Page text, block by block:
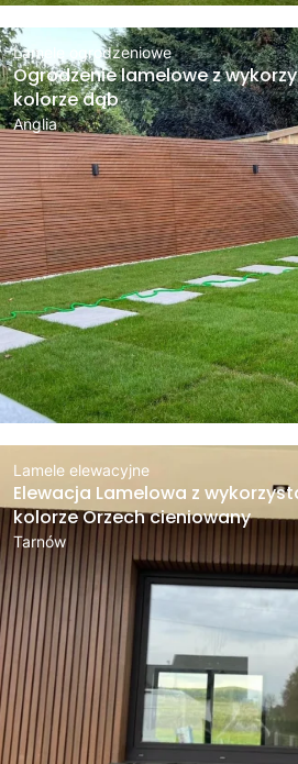
Lamele ogrodzeniowe
Ogrodzenie lamelowe z
kolorze dąb
Anglia
Lamele elewacyjne
Elewacja Lamelowa z
kolorze Orzech cieniowany
Tarnów